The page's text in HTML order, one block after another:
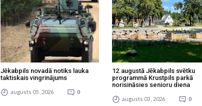
Jēkabpils novadā notiks lauka
taktiskais vingrinājums
augusts 05 , 2026 0
12.augustā Jēkabpils svētku
programmā Krustpils parkā
norisināsies senioru diena
augusts 03 , 2026 0